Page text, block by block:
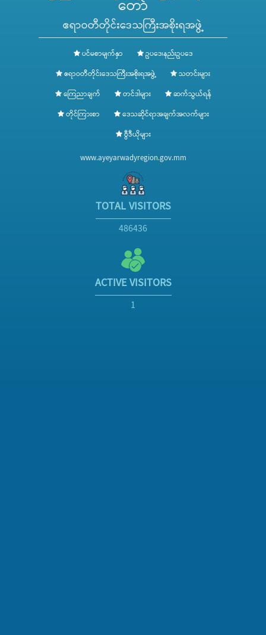
တော်
ဧရာဝတီတိုင်းဒေသကြီးအစိုးရအဖွဲ့
ပင်မစာမျက်နှာ
ဥပဒေ၊နည်းဥပဒေ
ဧရာဝတီတိုင်းဒေသကြီးအစိုးရအဖွဲ့
သတင်းများ
ကြေညာချက်
တင်ဒါများ
ဆက်သွယ်ရန်
တိုင်ကြားစာ
ဒေသဆိုင်ရာအချက်အလက်များ
ဗွီဒီယိုများ
www.ayeyarwadyregion.gov.mm
TOTAL VISITORS
486436
ACTIVE VISITORS
1